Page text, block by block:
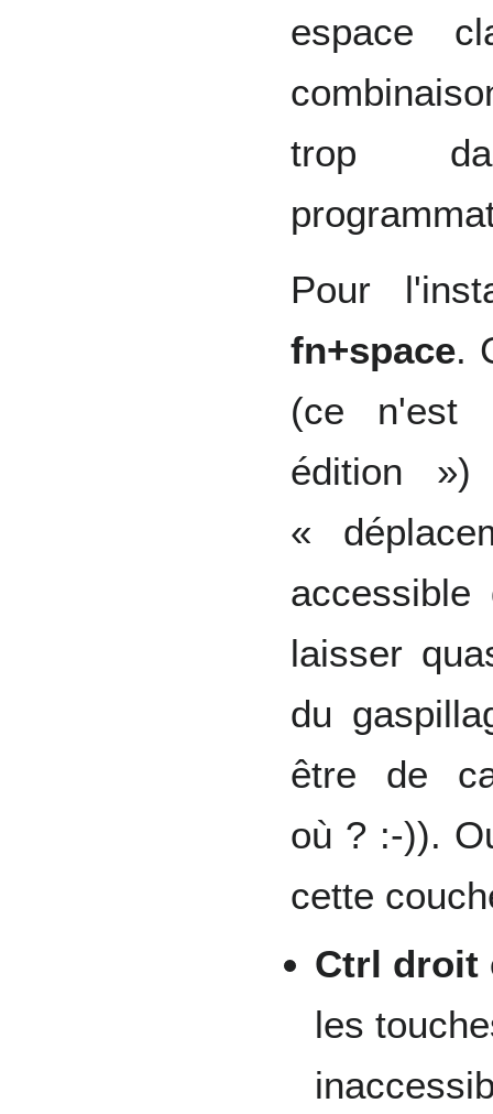
espace
trop
Pour
fn+space.
(ce n'est
édition
«
laisser
du
être de
où ? :-)).
cette
Ctrl droit
les